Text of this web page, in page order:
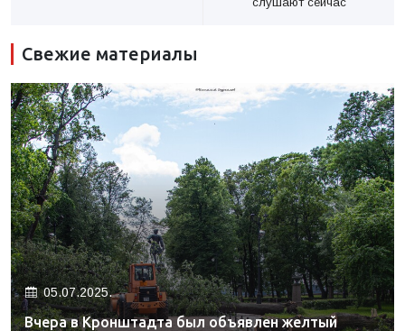
Свежие материалы
05.07.2025.
Вчера в Кронштадта был объявлен желтый